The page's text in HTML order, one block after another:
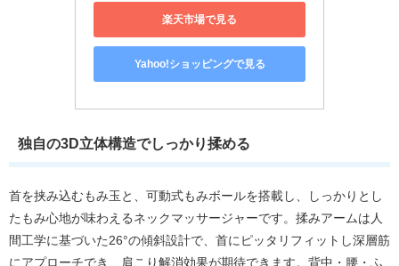
楽天市場で見る
Yahoo!ショッピングで見る
独自の3D立体構造でしっかり揉める
首を挟み込むもみ玉と、可動式もみボールを搭載し、しっかりとし
たもみ心地が味わえるネックマッサージャーです。揉みアームは人
間工学に基づいた26°の傾斜設計で、首にピッタリフィットし深層筋
にアプローチでき、肩こり解消効果が期待できます。背中・腰・ふ